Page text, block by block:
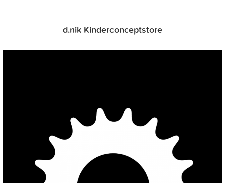
d.nik Kinderconceptstore